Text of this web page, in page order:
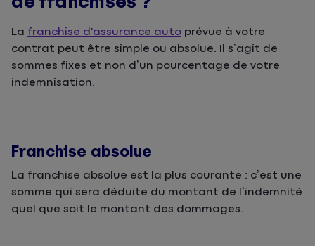
La franchise d'assurance auto prévue à votre
contrat peut être simple ou absolue. Il s’agit de
sommes fixes et non d’un pourcentage de votre
indemnisation.
Franchise absolue
La franchise absolue est la plus courante : c’est une
somme qui sera déduite du montant de l’indemnité
quel que soit le montant des dommages.